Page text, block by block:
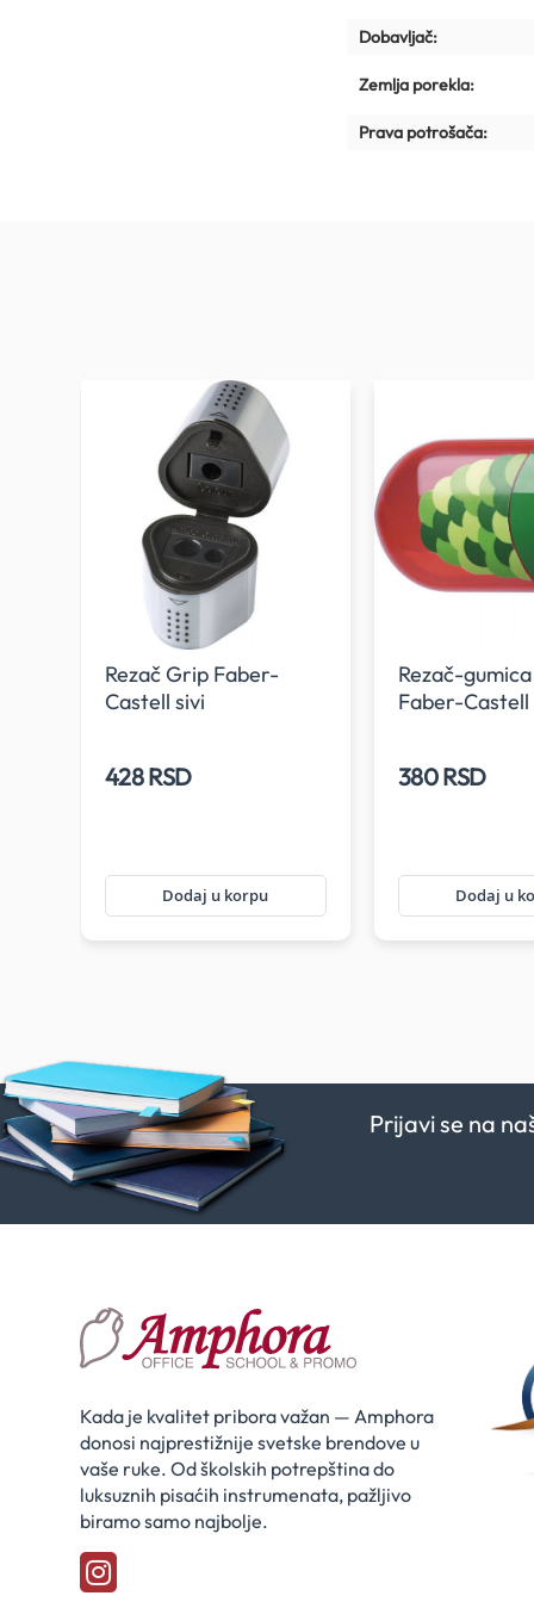
Dobavljač:
Zemlja porekla:
Prava potrošača:
Rezač Grip Faber-
Castell sivi
428 RSD
Dodaj u korpu
Rezač-
Faber-Castell
380 RSD
Dodaj u
Prijavi se na
Kada je kvalitet pribora važan — Amphora
donosi najprestižnije svetske brendove u
vaše ruke. Od školskih potrepština do
luksuznih pisaćih instrumenata, pažljivo
biramo samo najbolje.